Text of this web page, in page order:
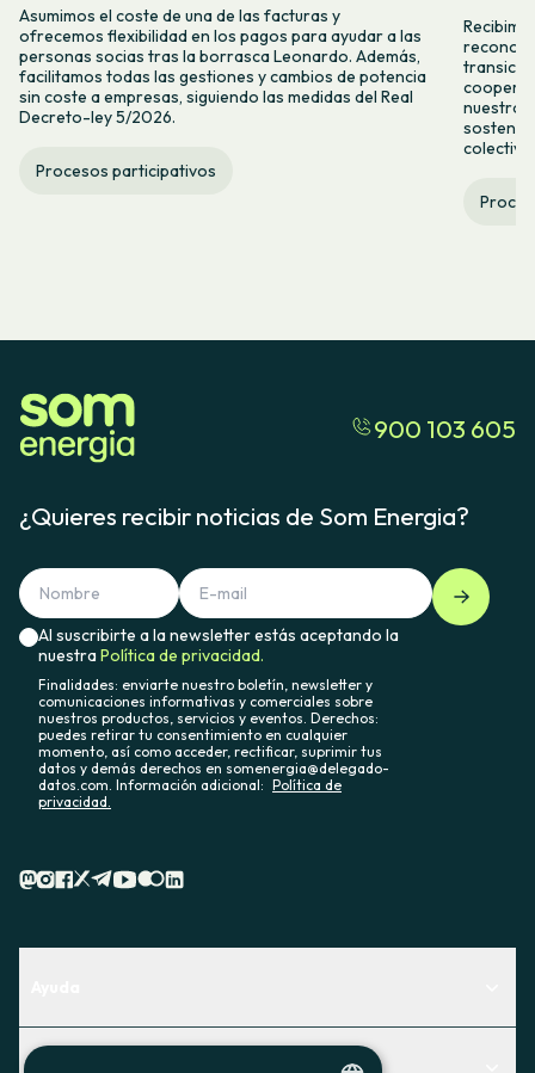
Asumimos el coste de una de las facturas y
ofrecemos flexibilidad en los pagos para ayudar a las
personas socias tras la borrasca Leonardo. Además,
facilitamos todas las gestiones y cambios de potencia
sin coste a empresas, siguiendo las medidas del Real
Decreto-ley 5/2026.
Procesos participativos
nuestro
900 103 605
¿Quieres recibir noticias de Som Energia?
Al suscribirte a la newsletter estás aceptando la
nuestraPolítica de privacidad.
Finalidades: enviarte nuestro boletín, newsletter y
comunicaciones informativas y comerciales sobre
nuestros productos, servicios y eventos. Derechos:
puedes retirar tu consentimiento en cualquier
momento, así como acceder, rectificar, suprimir tus
datos y demás derechos en somenergia@delegado-
datos.com. Información adicional: Política de
privacidad.